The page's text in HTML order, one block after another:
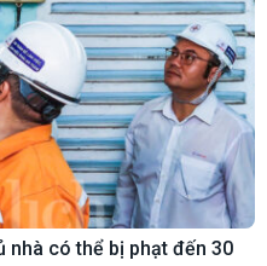
nhà có thể bị phạt đến 30